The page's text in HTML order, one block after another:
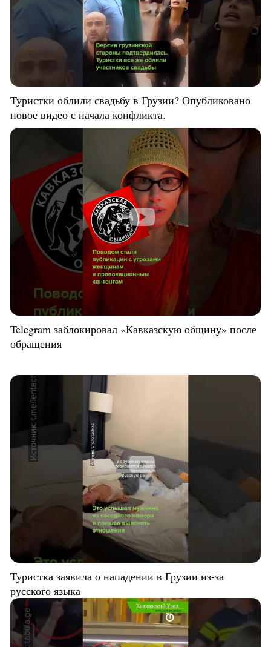
Туристки облили свадьбу в Грузии? Опубликовано
новое видео с начала конфликта.
Telegram заблокировал «Кавказскую общину» после
обращения
Туристка заявила о нападении в Грузии из-за
русского языка